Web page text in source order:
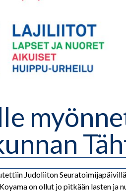
Judoliiton
on ollut jo pitkään lasten ja